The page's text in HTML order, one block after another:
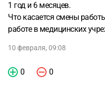
1 год и 6 месяцев.
Что касается смены
работе в медицинских
10 февраля, 09:08
0 0